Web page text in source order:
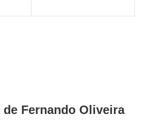
Fernando Oliveira